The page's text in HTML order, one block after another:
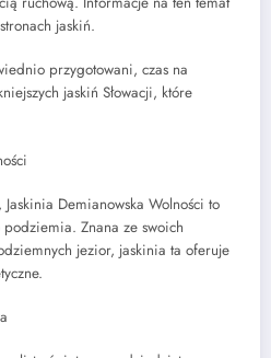
jaskiń.
przygotowani, czas na
jaskiń Słowacji, które
Jaskinia Demianowska Wolności to
podziemia. Znana ze swoich
jezior, jaskinia ta oferuje